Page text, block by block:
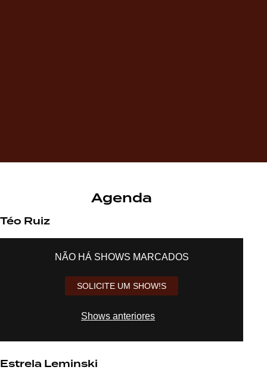
Agenda
Téo Ruiz
NÃO HÁ SHOWS MARCADOS
SOLICITE UM SHOW!S
Shows anteriores
Estrela Leminski